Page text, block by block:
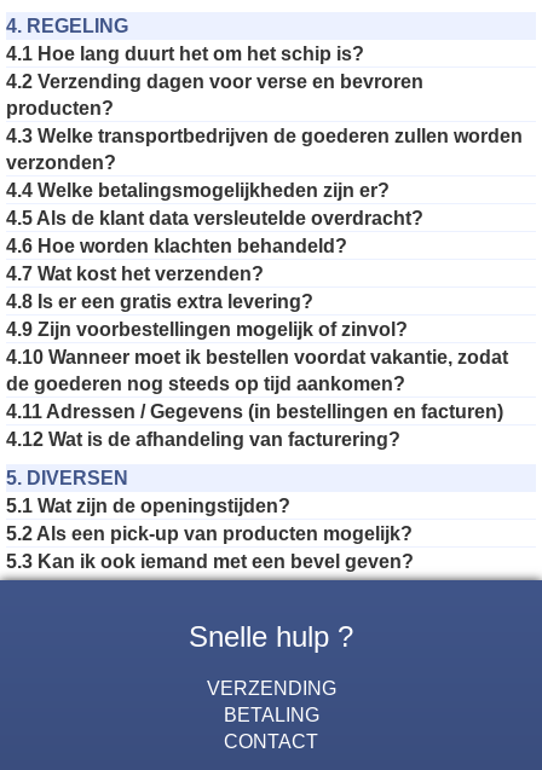
4. REGELING
4.1 Hoe lang duurt het om het schip is?
4.2 Verzending dagen voor verse en bevroren
producten?
4.3 Welke transportbedrijven de goederen zullen worden
verzonden?
4.4 Welke betalingsmogelijkheden zijn er?
4.5 Als de klant data versleutelde overdracht?
4.6 Hoe worden klachten behandeld?
4.7 Wat kost het verzenden?
4.8 Is er een gratis extra levering?
4.9 Zijn voorbestellingen mogelijk of zinvol?
4.10 Wanneer moet ik bestellen voordat vakantie, zodat
de goederen nog steeds op tijd aankomen?
4.11 Adressen / Gegevens (in bestellingen en facturen)
4.12 Wat is de afhandeling van facturering?
5. DIVERSEN
5.1 Wat zijn de openingstijden?
5.2 Als een pick-up van producten mogelijk?
5.3 Kan ik ook iemand met een bevel geven?
Snelle hulp ?
VERZENDING
BETALING
CONTACT